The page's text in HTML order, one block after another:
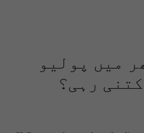
میں پولیو
رہی؟